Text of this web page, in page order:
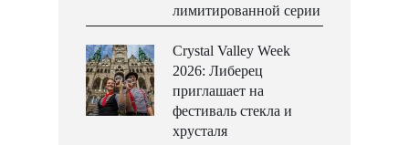
лимитированной серии
Crystal Valley Week
2026: Либерец
приглашает на
фестиваль стекла и
хрусталя